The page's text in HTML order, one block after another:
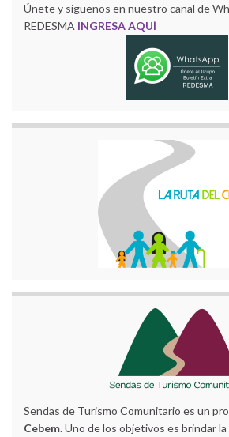
Únete y siguenos en nuestro canal de
REDESMA INGRESA AQUÍ
Sendas de Turismo Comunitario es un
Cebem. Uno de los objetivos es brindar